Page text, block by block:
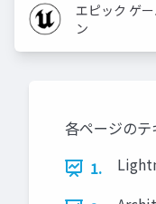
エピック ゲ
ン
各ページのテ
1.